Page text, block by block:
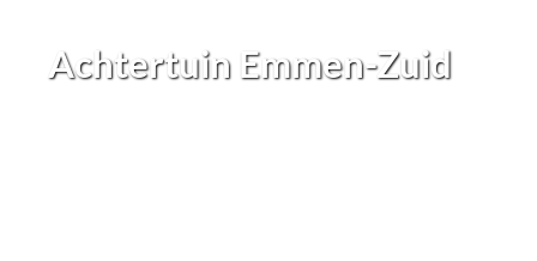
Achtertuin Emmen-Zuid